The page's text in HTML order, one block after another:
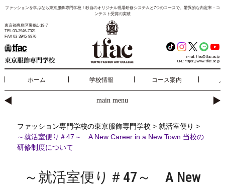
ファッションを学ぶなら東京服飾専門学校！独自のオリジナル現場研修システムと7つのコースで、驚異的な内定率・コ
ンテスト受賞の実績
東京都豊島区巣鴨1-19-7
TEL 03-3946-7321
FAX 03-3945-9970
e-mail: tfac@tfac.ac.jp
URL: https://www.tfac.ac.jp
ホーム 学校情報 コース案内
main menu
ファッション専門学校の東京服飾専門学校 > 就活室便り >
～就活室便り＃47～ A New Career in a New Town 当校の
研修制度について
～就活室便り＃47～ A New